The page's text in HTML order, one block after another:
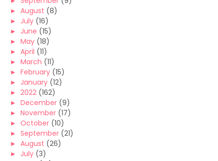
► August (8)
► July (16)
► June (15)
► May (18)
► April (11)
► March (11)
► February (15)
► January (12)
► 2022 (162)
► December (9)
► November (17)
► October (10)
► September (21)
► August (26)
► July (3)